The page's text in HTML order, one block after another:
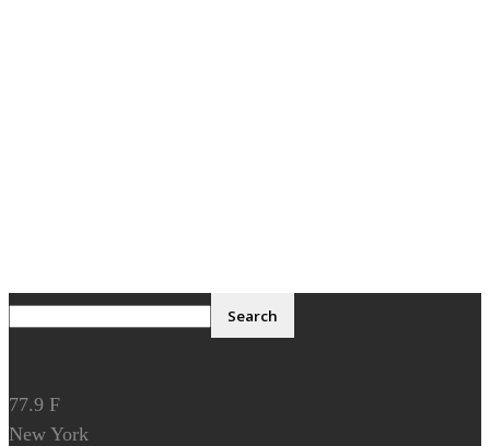
77.9 F
New York